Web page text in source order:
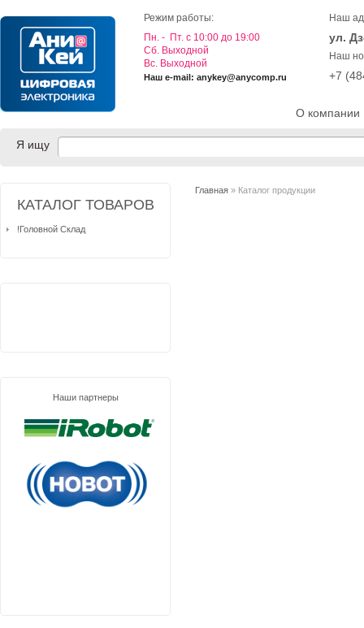
О компании
Режим работы:
Пн. - Пт. с 10:00 до 19:00
Cб. Выходной
Вс. Выходной
Наш e-mail: anykey@anycomp.ru
Наш
ул.
Наш
+7
Я ищу
Главная » Каталог продукции
КАТАЛОГ ТОВАРОВ
!Головной Склад
Наши партнеры